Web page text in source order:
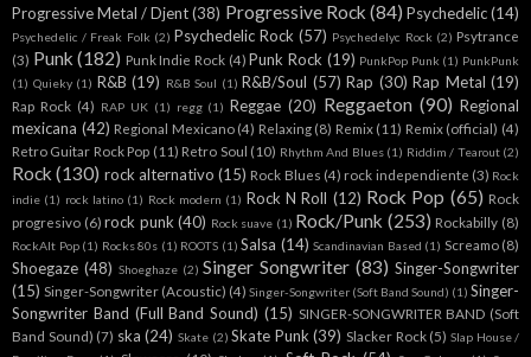
Progressive Metal / Djent (38) Progressive Rock (84) Psychedelic(14)
Psychedelic / Freak Folk (2) Psychedelic Rock (57) Psychedelyc Rock (2) Psytrance
(3) Punk (182) Punk Indie Rock (4) Punk Rock (19) PunkPop Punk (1) PunkPunk
(1) Quieky (1) R&B (19) R&B Soul (1) R&B/Soul (57) Rap (30) Rap Metal (19)
Rap Rock (4) RAP UK (1) regg (1) Reggae (20) Reggaeton (90) Regional
mexicana (42) Regional Mexicano (4) Relaxing (8) Remix (11) Remix (official) (4)
Retro Guitar Rock Pop (11) Retro Soul (10) Rhythm And Blues (1) Riddim / Tearout (2)
Rock (130) rock alternativo (15) Rock Blues (4) rock independiente (3) Rock
indie (1) rock latino (1) Rock modern (1) Rock N Roll (12) Rock Pop (65) Rock
progresivo (6) rock punk (40) Rock suave (1) Rock/Punk (253) Rockabilly (8)
RockAlt Pop (1) Rocks 80s (1) ROOTS (1) Salsa (14) Scandinavian Based (1) Screamo (8)
Shoegaze (48) Shoeghaze (2) Singer Songwriter (83) Singer-Songwriter
(15) Singer-Songwriter (Acoustic) (4) Singer-Songwriter (Soft Band Sound) (1) Singer-
Songwriter Band (Full Band Sound) (15) SINGER-SONGWRITER BAND (Soft
Band Sound) (7) ska (24) Skate (2) Skate Punk (39) Slacker Rock (5) Slap House /